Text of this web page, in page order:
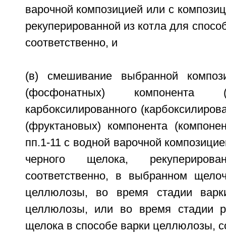
варочной композицией или с
рекуперированной из котла для
соответственно, и
(в) смешивание выбранной
(фосфонатных) компонента
карбоксилированного
(фруктановых) компонента
пп.1-11 с водной варочной
черного щелока,
соответственно, в выбранном
целлюлозы, во время стадии
целлюлозы, или во время стадии
щелока в способе варки целлюлозы,